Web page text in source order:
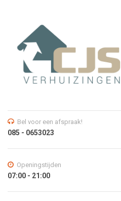
Bel voor een afspraak!
085 - 0653023
Openingstijden
07:00 - 21:00